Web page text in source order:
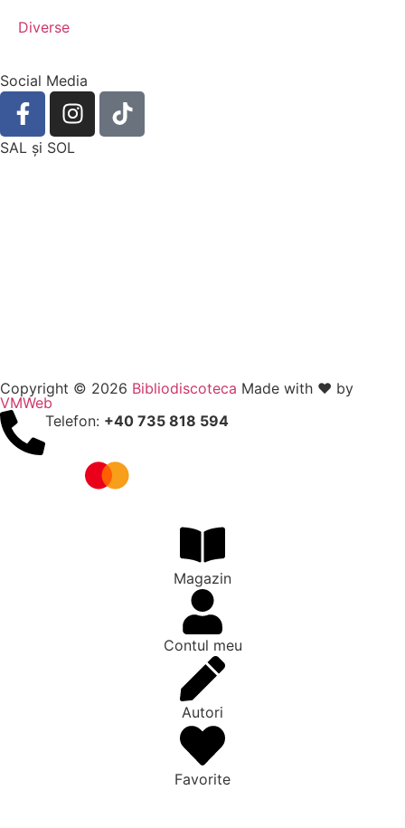
Diverse
Social Media
SAL şi SOL
Copyright © 2026 Bibliodiscoteca Made with ❤️ by
VMWeb
Telefon: +40 735 818 594
Magazin
Contul meu
Autori
Favorite